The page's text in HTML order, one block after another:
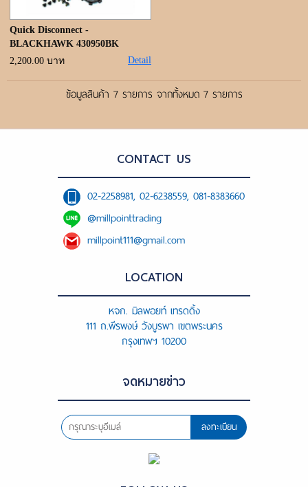
Quick Disconnect -
BLACKHAWK 430950BK
2,200.00 บาท
Detail
ข้อมูลสินค้า 7 รายการ จากทั้งหมด 7 รายการ
CONTACT US
02-2258981, 02-6238559, 081-8383660
@millpointtrading
millpoint111@gmail.com
LOCATION
หจก. มิลพอยท์ เทรดดิ้ง
111 ถ.พีรพงษ์ วังบูรพา เขตพระนคร
กรุงเทพฯ 10200
จดหมายข่าว
ลงทะเบียน